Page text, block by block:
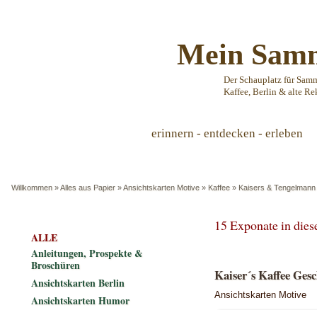
Mein
Der Schauplatz für
Kaffee, Berlin & alte
erinnern - entdecken - erleben
Willkommen »Alles aus Papier »Ansichtskarten Motive » Kaffee » Kaisers & Tengelmann
15 Exponate in
Kaiser´s Kaffee
Ansichtskarten Motive
ALLE
Anleitungen, Prospekte &
Broschüren
Ansichtskarten Berlin
Ansichtskarten Humor